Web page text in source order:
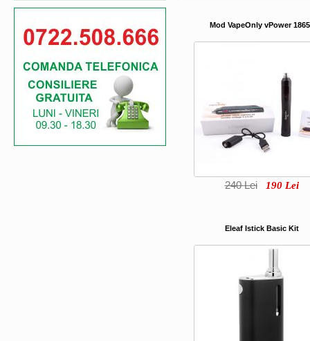
Mod VapeOnly vPower
240 Lei 190 Lei
Eleaf Istick Basic Kit